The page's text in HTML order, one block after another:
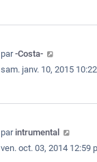
par-Costa-
sam. janv. 10, 2015
par intrumental
ven. oct. 03, 2014 12:59